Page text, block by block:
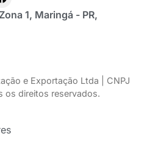
1, Maringá - PR,
e Exportação Ltda | CNPJ
os direitos reservados.